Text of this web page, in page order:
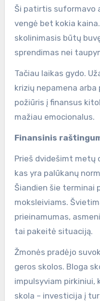
Ši patirtis suformavo
vengė bet kokia
skolinimasis būtų
sprendimas nei
Tačiau laikas gydo.
krizių nepamena
požiūris į finansus
mažiau emocionalus.
Finansinis
Prieš dvidešimt metų
kas yra palūkanų
Šiandien šie terminai
moksleiviams.
prieinamumas,
tai pakeitė situaciją.
Žmonės pradėjo
geros skolos. Bloga
impulsyviam pirkiniui,
skola – investicija į